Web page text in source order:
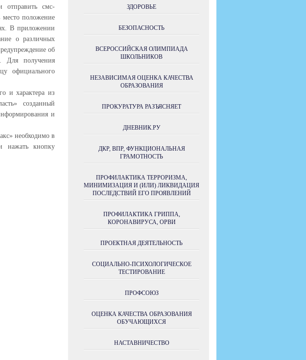
отправить смс-
место положение
В приложении
о различных
об
Для получения
официального
и характера из
созданный
и
необходимо в
нажать кнопку
ЗДОРОВЬЕ
БЕЗОПАСНОСТЬ
ВСЕРОССИЙСКАЯ ОЛИМПИАДА
ШКОЛЬНИКОВ
НЕЗАВИСИМАЯ ОЦЕНКА КАЧЕСТВА
ОБРАЗОВАНИЯ
ПРОКУРАТУРА РАЗЪЯСНЯЕТ
ДНЕВНИК.РУ
ДКР, ВПР, ФУНКЦИОНАЛЬНАЯ
ГРАМОТНОСТЬ
ПРОФИЛАКТИКА ТЕРРОРИЗМА,
МИНИМИЗАЦИЯ И (ИЛИ) ЛИКВИДАЦИЯ
ПОСЛЕДСТВИЙ ЕГО ПРОЯВЛЕНИЙ
ПРОФИЛАКТИКА ГРИППА,
КОРОНАВИРУСА, ОРВИ
ПРОЕКТНАЯ ДЕЯТЕЛЬНОСТЬ
СОЦИАЛЬНО-ПСИХОЛОГИЧЕСКОЕ
ТЕСТИРОВАНИЕ
ПРОФСОЮЗ
ОЦЕНКА КАЧЕСТВА ОБРАЗОВАНИЯ
ОБУЧАЮЩИХСЯ
НАСТАВНИЧЕСТВО